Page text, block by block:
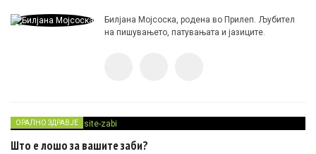
Билјана Мојсоска, родена во Прилеп. Љубител
на пишувањето, патувањата и јазиците.
ОРАЛНО ЗДРАВЈЕ
Што е лошо за вашите заби?